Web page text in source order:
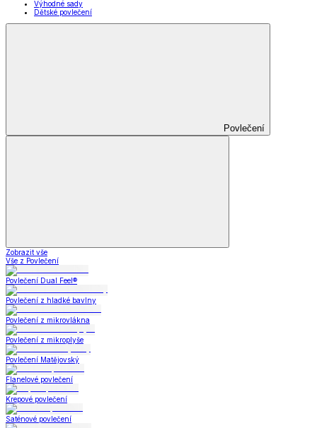
Výhodné sady
Dětské povlečení
Povlečení
Zobrazit vše
Vše z Povlečení
Povlečení Dual Feel®
Povlečení z hladké bavlny
Povlečení z mikrovlákna
Povlečení z mikroplyše
Povlečení Matějovský
Flanelové povlečení
Krepové povlečení
Saténové povlečení